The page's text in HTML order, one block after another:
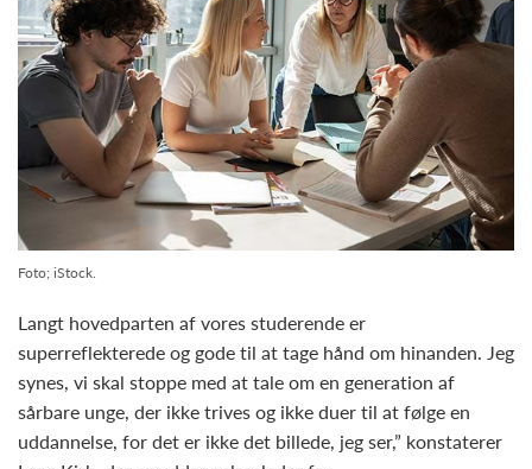
Foto; iStock.
Langt hovedparten af vores studerende er
superreflekterede og gode til at tage hånd om hinanden. Jeg
synes, vi skal stoppe med at tale om en generation af
sårbare unge, der ikke trives og ikke duer til at følge en
uddannelse, for det er ikke det billede, jeg ser,” konstaterer